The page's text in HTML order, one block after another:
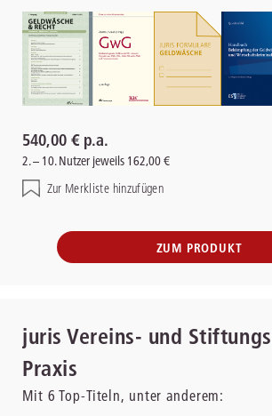
540,00 € p.a.
2. – 10. Nutzer jeweils 162,00 €
Zur Merkliste hinzufügen
ZUM PRODUKT
juris Vereins- und
Praxis
Mit 6 Top-Titeln, unter anderem: